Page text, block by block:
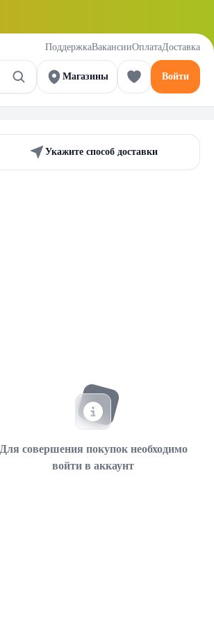
ПоддержкаВакансииОплатаДоставка
Магазины Войти
Укажите способ доставки
Для совершения покупок необходимо
войти в аккаунт